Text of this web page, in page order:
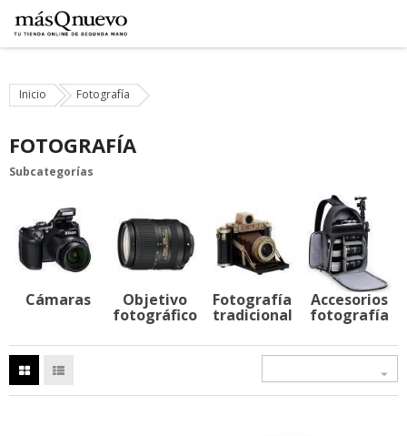
Inicio Fotografía
FOTOGRAFÍA
Subcategorías
Cámaras Objetivo
fotográfico
Fotografía
tradicional
Accesorios
fotografía
